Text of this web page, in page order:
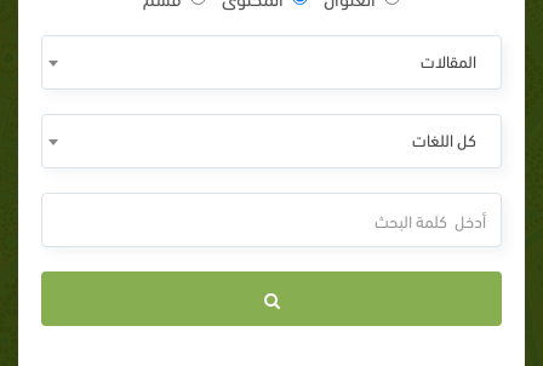
المقالات
كل اللغات